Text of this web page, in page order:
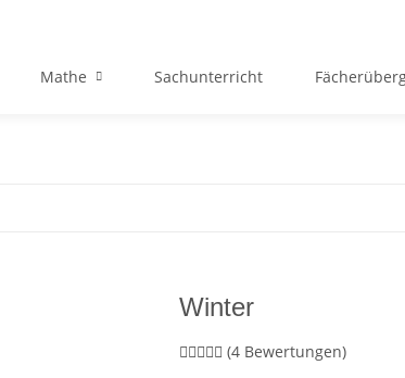
Mathe Sachunterricht
Winter
(4 Bewertungen)